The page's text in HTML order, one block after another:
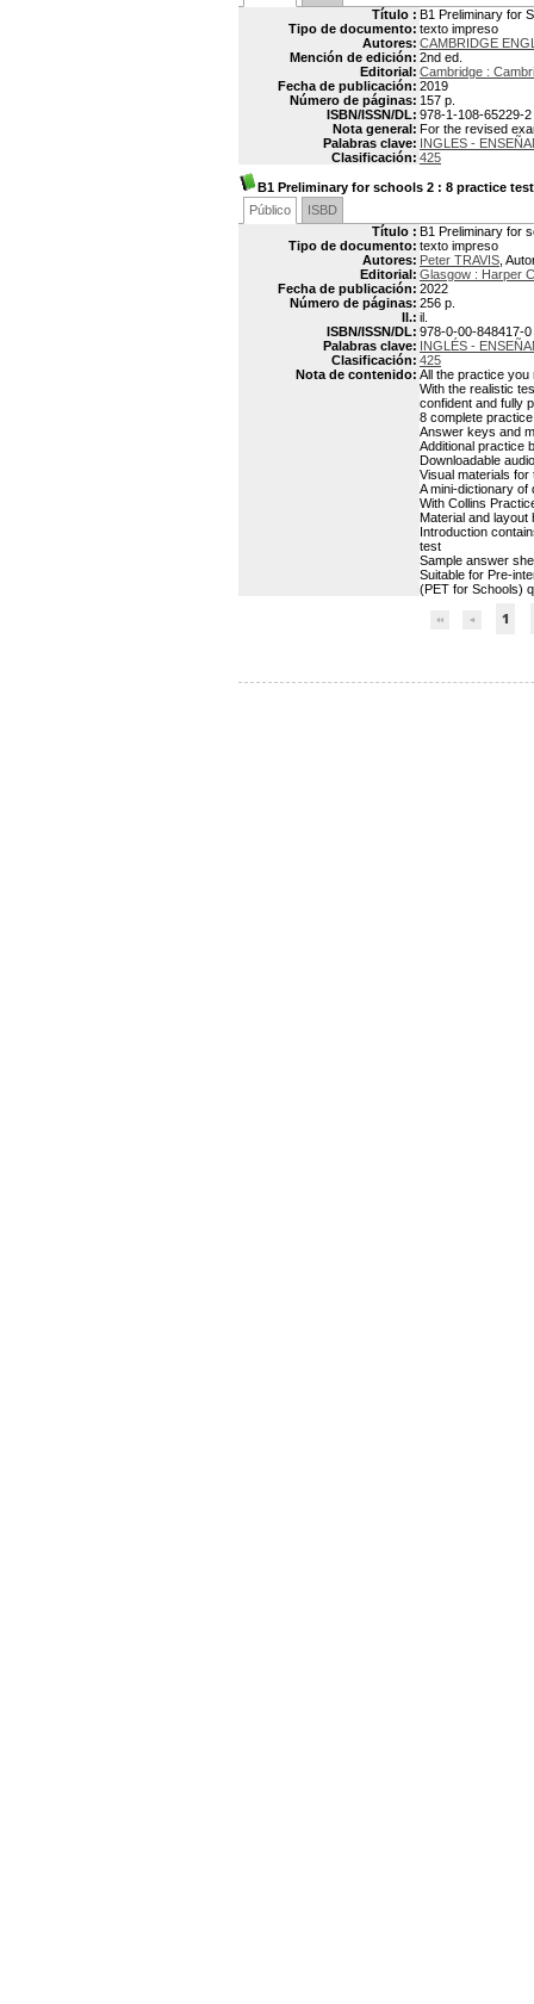
Título : B1 Preliminary for
Tipo de documento: texto impreso
Autores: CAMBRIDGE
Mención de edición: 2nd ed.
Editorial: Cambridge :
Fecha de publicación: 2019
Número de páginas: 157 p.
ISBN/ISSN/DL: 978-1-108-65229-2
Nota general: For the revised
Palabras clave: INGLES -
Clasificación: 425
B1 Preliminary for schools 2 : 8 practice
Público
ISBD
Título : B1 Preliminary for
Tipo de documento: texto impreso
Autores: Peter TRAVIS ,
Editorial: Glasgow : Harper
Fecha de publicación: 2022
Número de páginas: 256 p.
Il.: il.
ISBN/ISSN/DL: 978-0-00-848417-0
Palabras clave: INGLÉS -
Clasificación: 425
Nota de contenido: All the practice you
With the realistic
confident and fully
8 complete
Answer keys and
Additional practice
Downloadable
Visual materials for
A mini-dictionary
With Collins
Material and layout
Introduction
test
Sample answer
Suitable for Pre-
(PET for Schools)
1